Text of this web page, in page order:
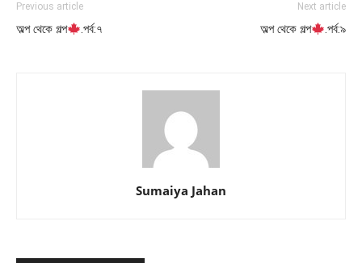
Previous article
অল্প থেকে গল্প .পর্ব:৭
Next article
অল্প থেকে গল্প .পর্ব:৯
Sumaiya Jahan